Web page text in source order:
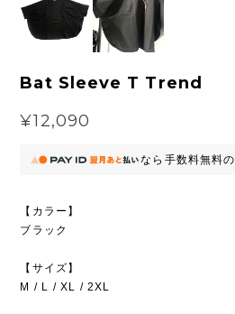
Bat Sleeve T Trend
¥12,090
なら 手数料無料の
【カラー】
ブラック
【サイズ】
M / L / XL / 2XL